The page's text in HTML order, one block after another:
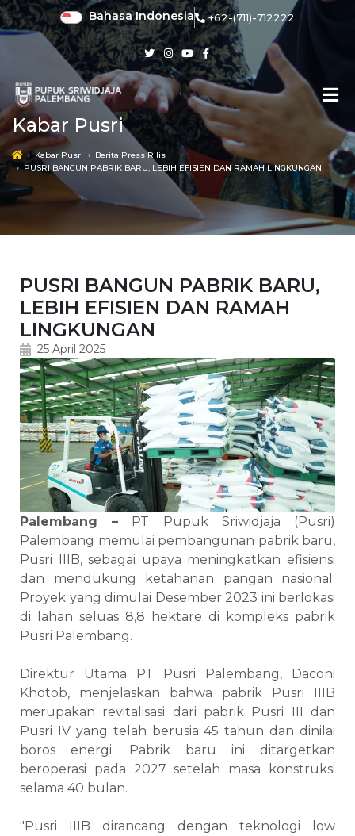
Bahasa Indonesia +62-(711)-712222
Kabar Pusri
Kabar Pusri
Berita Press Rilis
PUSRI BANGUN PABRIK BARU, LEBIH EFISIEN DAN RAMAH LINGKUNGAN
PUSRI BANGUN PABRIK BARU,
LEBIH EFISIEN DAN RAMAH
LINGKUNGAN
25 April 2025
Palembang – PT Pupuk Sriwidjaja (Pusri)
Palembang memulai pembangunan pabrik baru,
Pusri IIIB, sebagai upaya meningkatkan efisiensi
dan mendukung ketahanan pangan nasional.
Proyek yang dimulai Desember 2023 ini berlokasi
di lahan seluas 8,8 hektare di kompleks pabrik
Pusri Palembang.
Direktur Utama PT Pusri Palembang, Daconi
Khotob, menjelaskan bahwa pabrik Pusri IIIB
merupakan revitalisasi dari pabrik Pusri III dan
Pusri IV yang telah berusia 45 tahun dan dinilai
boros energi. Pabrik baru ini ditargetkan
beroperasi pada 2027 setelah masa konstruksi
selama 40 bulan.
"Pusri IIIB dirancang dengan teknologi low